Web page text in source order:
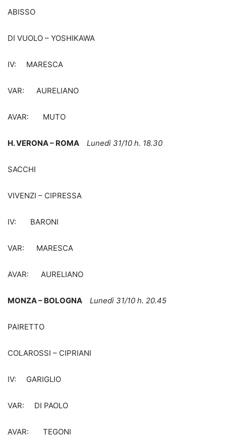
ABISSO
DI VUOLO – YOSHIKAWA
IV: MARESCA
VAR: AURELIANO
AVAR: MUTO
H. VERONA – ROMA Lunedì 31/10 h. 18.30
SACCHI
VIVENZI – CIPRESSA
IV: BARONI
VAR: MARESCA
AVAR: AURELIANO
MONZA – BOLOGNA Lunedì 31/10 h. 20.45
PAIRETTO
COLAROSSI – CIPRIANI
IV: GARIGLIO
VAR: DI PAOLO
AVAR: TEGONI